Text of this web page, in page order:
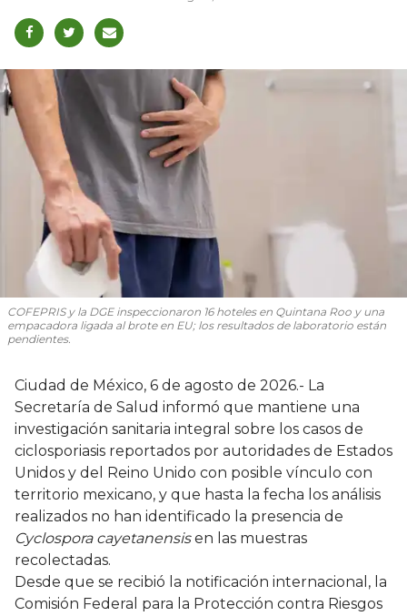
COFEPRIS y la DGE inspeccionaron 16 hoteles en Quintana Roo y una
empacadora ligada al brote en EU; los resultados de laboratorio están
pendientes.
Ciudad de México, 6 de agosto de 2026.- La
Secretaría de Salud informó que mantiene una
investigación sanitaria integral sobre los casos de
ciclosporiasis reportados por autoridades de Estados
Unidos y del Reino Unido con posible vínculo con
territorio mexicano, y que hasta la fecha los análisis
realizados no han identificado la presencia de
Cyclospora cayetanensisen las muestras
recolectadas.
Desde que se recibió la notificación internacional, la
Comisión Federal para la Protección contra Riesgos